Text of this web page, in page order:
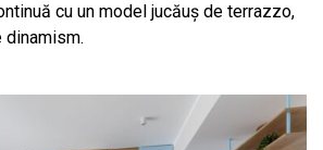
cu un model jucăuș de terrazzo,
dinamism.